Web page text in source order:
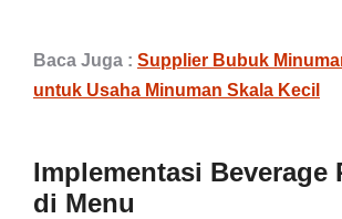
Baca Juga : Supplier Bubuk
untuk Usaha Minuman Skala Kecil
Implementasi Beverage
di Menu